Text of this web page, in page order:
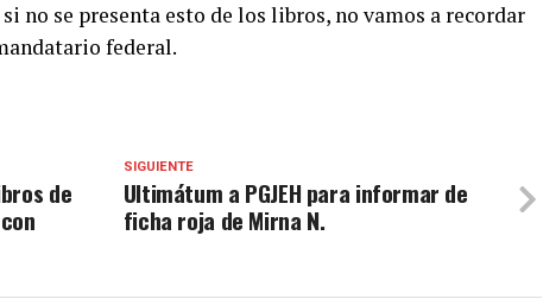
no se presenta esto de los libros, no vamos a recordar
federal.
SIGUIENTE
Ultimátum a PGJEH para informar de
ficha roja de Mirna N.
de